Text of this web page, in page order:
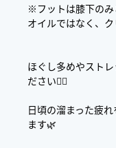
※フットは膝下の
オイルではなく、ク
ほぐし多めやスト
ださい🙇‍♀️
日頃の溜まった疲
ます🌿